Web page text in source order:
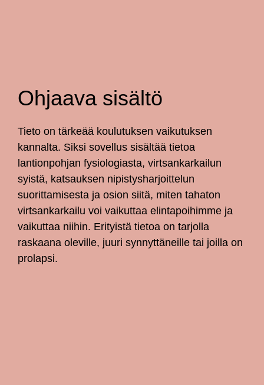
Ohjaava sisältö
Tieto on tärkeää koulutuksen vaikutuksen
kannalta. Siksi sovellus sisältää tietoa
lantionpohjan fysiologiasta, virtsankarkailun
syistä, katsauksen nipistysharjoittelun
suorittamisesta ja osion siitä, miten tahaton
virtsankarkailu voi vaikuttaa elintapoihimme ja
vaikuttaa niihin. Erityistä tietoa on tarjolla
raskaana oleville, juuri synnyttäneille tai joilla on
prolapsi.